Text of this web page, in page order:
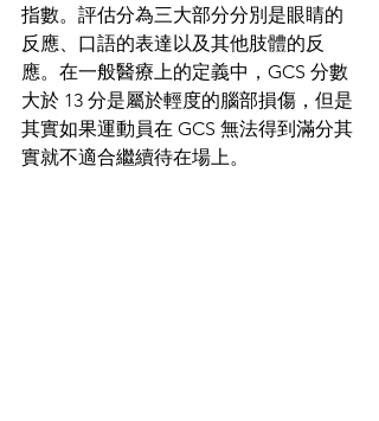
指數。評估分為三大部分分別是眼睛的
反應、口語的表達以及其他肢體的反
應。在一般醫療上的定義中，GCS 分數
大於 13 分是屬於輕度的腦部損傷，但是
其實如果運動員在 GCS 無法得到滿分其
實就不適合繼續待在場上。